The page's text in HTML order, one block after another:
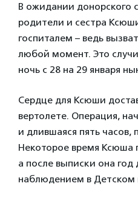
В ожидании донорского
родители и сестра
госпиталем – ведь
любой момент. Это
ночь с 28 на 29 января
Сердце для Ксюши
вертолете. Операция,
и длившаяся пять
Некоторое время Ксюша
а после выписки она
наблюдением в Детском